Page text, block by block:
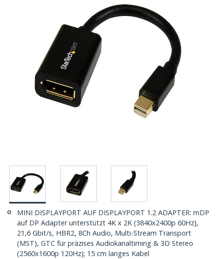
MINI DISPLAYPORT AUF DISPLAYPORT 1.2 ADAPTER: mDP
auf DP Adapter unterstützt 4K x 2K (3840x2400p 60Hz),
21,6 Gbit/s, HBR2, 8Ch Audio, Multi-Stream Transport
(MST), GTC für präzises Audiokanaltiming & 3D Stereo
(2560x1600p 120Hz); 15 cm langes Kabel